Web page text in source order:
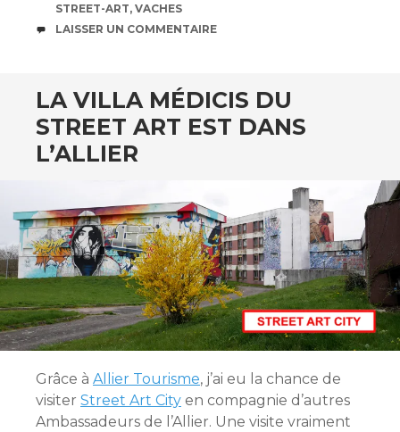
STREET-ART, VACHES
COMMENTAIRES
LAISSER UN COMMENTAIRE
LA VILLA MÉDICIS DU
STREET ART EST DANS
L’ALLIER
Grâce à Allier Tourisme, j’ai eu la chance de
visiter Street Art City en compagnie d’autres
Ambassadeurs de l’Allier. Une visite vraiment